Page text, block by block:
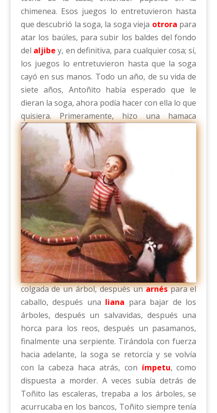
chimenea. Esos juegos lo entretuvieron hasta
que descubrió la soga, la soga vieja otrora para
atar los baúles, para subir los baldes del fondo
del aljibe y, en definitiva, para cualquier cosa; sí,
los juegos lo entretuvieron hasta que la soga
cayó en sus manos. Todo un año, de su vida de
siete años, Antoñito había esperado que le
dieran la soga, ahora podía hacer con ella lo que
quisiera.Primeramente, hizo una hamaca
colgada de un árbol, después unarnéspara el
caballo, después una liana para bajar de los
árboles, después un salvavidas, después una
horca para los reos, después un pasamanos,
finalmente una serpiente. Tirándola con fuerza
hacia adelante, la soga se retorcía y se volvía
con la cabeza haca atrás, con ímpetu, como
dispuesta a morder. A veces subía detrás de
Toñito las escaleras, trepaba a los árboles, se
acurrucaba en los bancos, Toñito siempre tenía